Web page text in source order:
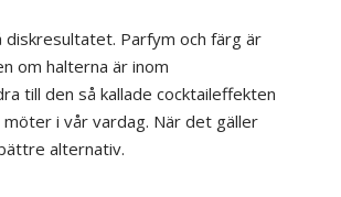
Parfym och färg är
om halterna är inom
till den så kallade cocktaileffekten
i vår vardag. När det gäller
alternativ.